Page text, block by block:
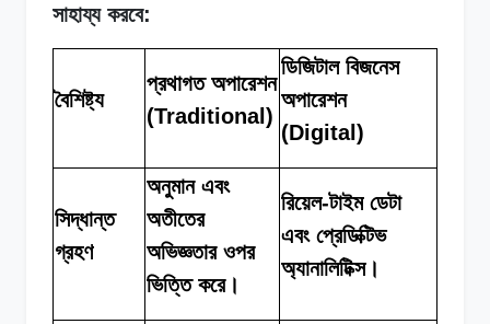
সাহায্য করবে:
বৈশিষ্ট্য
প্রথাগত অপারেশন
(Traditional)
ডিজিটাল বিজনেস
অপারেশন
(Digital)
সিদ্ধান্ত
গ্রহণ
অনুমান এবং
অতীতের
অভিজ্ঞতার ওপর
ভিত্তি করে।
রিয়েল-টাইম ডেটা
এবং প্রেডিক্টিভ
অ্যানালিটিক্স।